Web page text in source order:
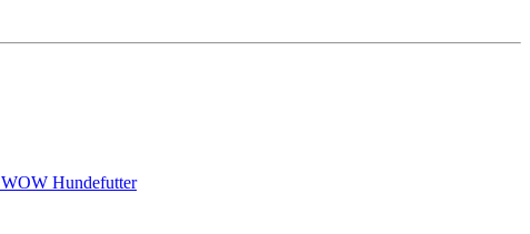
WOW Hundefutter